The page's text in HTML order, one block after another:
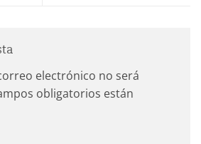
electrónico no será
obligatorios están